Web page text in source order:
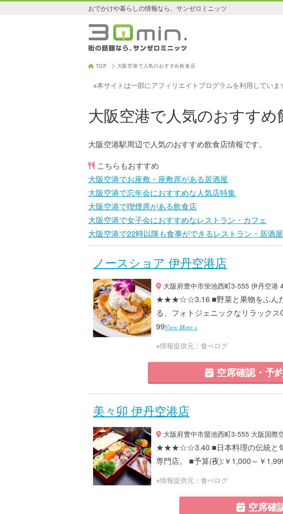
おでかけや暮らしの情報なら、サンゼロミニッツ
TOP 大阪空港で人気のおすすめ飲食店
※本サイトは一部にアフィリエイトプログラムを利用していま
大阪空港で人気のおすすめ
大阪空港駅周辺で人気のおすすめ飲食店情報です。
こちらもおすすめ
大阪空港でお座敷・座敷席がある居酒屋
大阪空港で忘年会におすすめな人気店特集
大阪空港で喫煙席がある飲食店
大阪空港で女子会におすすめなレストラン・カフェ
大阪空港で22時以降も食事ができるレストラン・居酒屋
ノースショア 伊丹空港店
大阪府豊中市蛍池西町3-555 伊丹空港
★★★☆☆3.16 ■野菜と果物をふんだ
る、フォトジェニックなリラック
99View More »
※情報提供元：食べログ
空席確認・予
美々卯 伊丹空港店
大阪府豊中市螢池西町3-555 大阪国際
★★★☆☆3.40 ■日本料理の伝統と旬
専門店。 ■予算(夜):￥1,000～￥
※情報提供元：食べログ
空席確